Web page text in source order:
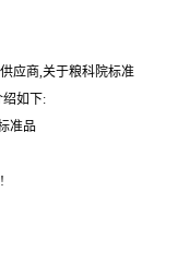
应商,关于粮科院标准
绍如下:
准品